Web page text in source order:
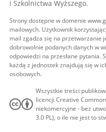
i Szkolnictwa Wyższego.
Strony dostępne w domenie
mailowych. Użytkownik
mail zgadza się na przetwarzanie
dobrowolnie podanych danych w
odpowiedzi na przesłane pytania.
każdą z jednostek znajdują się w
osobowych.
Wszystkie treści
licencji Creative
niekomercyjne - bez
3.0 PL), o ile nie jest to